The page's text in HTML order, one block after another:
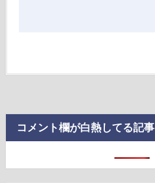
コメント欄が白熱してる記事